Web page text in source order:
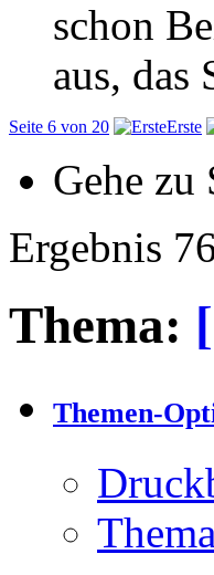
schon
aus, das
Seite 6 von 20 Erste
Gehe zu
Ergebnis
Thema:
Themen-